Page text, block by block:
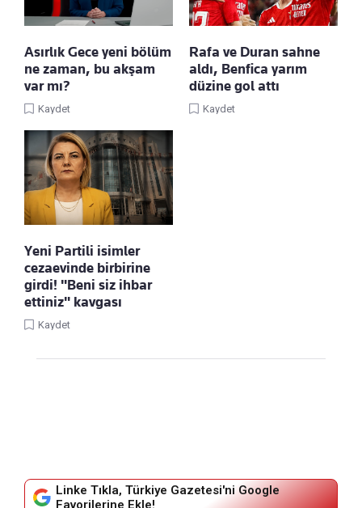
Asırlık Gece yeni bölüm
ne zaman, bu akşam
var mı?
Kaydet
Rafa ve Duran sahne
aldı, Benfica yarım
düzine gol attı
Kaydet
Yeni Partili isimler
cezaevinde birbirine
girdi! "Beni siz ihbar
ettiniz" kavgası
Kaydet
Linke Tıkla, Türkiye Gazetesi'ni Google
Favorilerine Ekle!